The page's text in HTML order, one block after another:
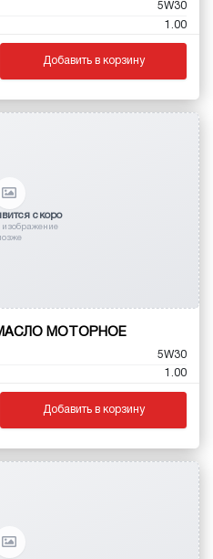
5W30
1.00
Добавить в корзину
скоро
МАСЛО МОТОРНОЕ
5W30
1.00
Добавить в корзину